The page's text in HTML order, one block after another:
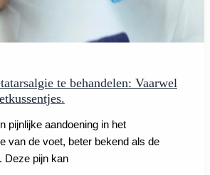
te behandelen: Vaarwel
pijnlijke aandoening in het
van de voet, beter bekend als de
Deze pijn kan